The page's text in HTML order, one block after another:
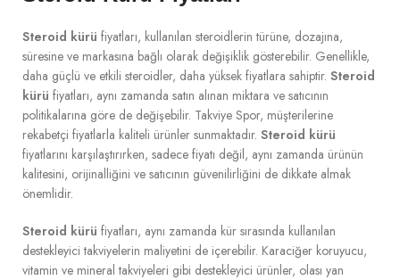
Steroid kürü fiyatları, kullanılan steroidlerin türüne, dozajına,
süresine ve markasına bağlı olarak değişiklik gösterebilir. Genellikle,
daha güçlü ve etkili steroidler, daha yüksek fiyatlara sahiptir. Steroid
kürü fiyatları, aynı zamanda satın alınan miktara ve satıcının
politikalarına göre de değişebilir. Takviye Spor, müşterilerine
rekabetçi fiyatlarla kaliteli ürünler sunmaktadır. Steroid kürü
fiyatlarını karşılaştırırken, sadece fiyatı değil, aynı zamanda ürünün
kalitesini, orijinalliğini ve satıcının güvenilirliğini de dikkate almak
önemlidir.
Steroid kürü fiyatları, aynı zamanda kür sırasında kullanılan
destekleyici takviyelerin maliyetini de içerebilir. Karaciğer koruyucu,
vitamin ve mineral takviyeleri gibi destekleyici ürünler, olası yan